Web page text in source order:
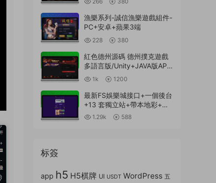
漁樂系列-誠信漁樂遊戲組件-
PC+安卓+蘋果3端
228 380
紅色德州源碼 德州撲克遊戲
多語言版/Unity+JAVA版APP
雙端源碼/中英繁三語言+帶
控+帶彩池持倉/完美運行
1k 1200
最新FS娛樂城接口+一個後台
+13 套獨立站+帶本地彩+一
鍵搭建腳本
1.29k 588
标簽
app h5 H5棋牌 UI USDT WordPress 五